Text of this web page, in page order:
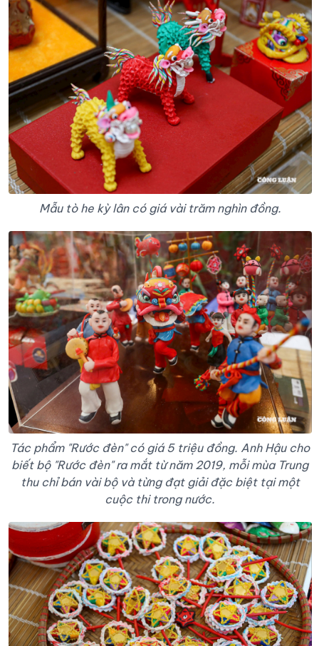
Mẫu tò he kỳ lân có giá vài trăm nghìn đồng.
Tác phẩm "Rước đèn" có giá 5 triệu đồng. Anh Hậu cho
biết bộ "Rước đèn" ra mắt từ năm 2019, mỗi mùa Trung
thu chỉ bán vài bộ và từng đạt giải đặc biệt tại một
cuộc thi trong nước.